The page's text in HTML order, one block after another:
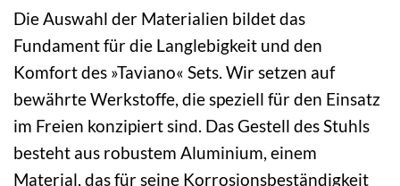
Die Auswahl der Materialien bildet das
Fundament für die Langlebigkeit und den
Komfort des »Taviano« Sets. Wir setzen auf
bewährte Werkstoffe, die speziell für den Einsatz
im Freien konzipiert sind. Das Gestell des Stuhls
besteht aus robustem Aluminium, einem
Material, das für seine Korrosionsbeständigkeit